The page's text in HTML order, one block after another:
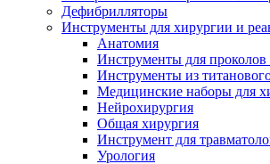
Дефибрилляторы
Инструменты для хирургии и
Анатомия
Инструменты для
Инструменты из
Медицинские наборы для
Нейрохирургия
Общая хирургия
Инструмент для
Урология